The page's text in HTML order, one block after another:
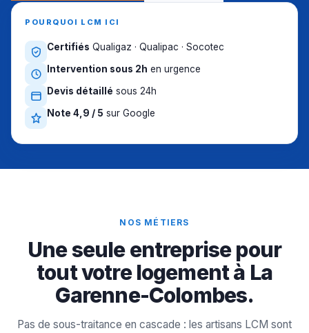
POURQUOI LCM ICI
Certifiés Qualigaz · Qualipac · Socotec
Intervention sous 2h en urgence
Devis détaillé sous 24h
Note 4,9 / 5 sur Google
NOS MÉTIERS
Une seule entreprise pour
tout votre logement à La
Garenne-Colombes.
Pas de sous-traitance en cascade : les artisans LCM sont